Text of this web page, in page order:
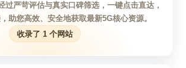
过严苛评估与真实口碑筛选，一键点击直达，
助您高效、安全地获取最新5G核心资源。
收录了 1 个网站